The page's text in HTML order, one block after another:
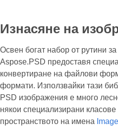
Изнасяне на
Освен богат набор от рутини
Aspose.PSD предоставя
конвертиране на файлови
формати. Използвайки тази
PSD изображения е много
някои специализирани класове
пространството на имена